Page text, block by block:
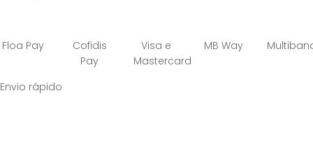
Floa Pay
Cofidis
Pay
Visa e
Mastercard
MB Way
Envio rápido